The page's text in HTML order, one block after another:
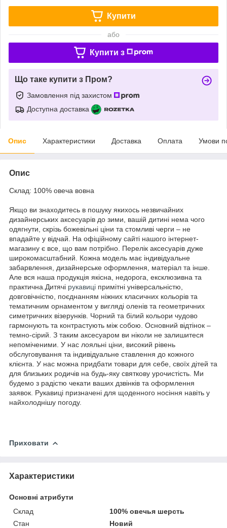
Купити
або
Купити з
Що таке купити з Пром?
Замовлення під захистом
Доступна доставка
Опис Характеристики Доставка Оплата Умови
Опис
Склад: 100% овеча вовна
Якщо ви знаходитесь в пошуку якихось незвичайних
дизайнерських аксесуарів до зими, вашій дитині нема чого
одягнути, скрізь божевільні ціни та стомливі черги – не
впадайте у відчай. На офіційному сайті нашого інтернет-
магазину є все, що вам потрібно. Перелік аксесуарів дуже
широкомасштабний. Кожна модель має індивідуальне
забарвлення, дизайнерське оформлення, матеріал та інше.
Але вся наша продукція якісна, недорога, ексклюзивна та
практична.Дитячі рукавиці примітні універсальністю,
довговічністю, поєднанням ніжних класичних кольорів та
тематичним орнаментом у вигляді оленів та геометричних
симетричних візерунків. Чорний та білий кольори чудово
гармонують та контрастують між собою. Основний відтінок –
темно-сірий. З таким аксесуаром ви ніколи не залишитеся
непоміченими. У нас лояльні ціни, високий рівень
обслуговування та індивідуальне ставлення до кожного
клієнта. У нас можна придбати товари для себе, своїх дітей та
для близьких родичів на будь-яку святкову урочистість. Ми
будемо з радістю чекати ваших дзвінків та оформлення
заявок. Рукавиці призначені для щоденного носіння навіть у
найхолоднішу погоду.
Приховати
Характеристики
Основні атрибути
Склад
100% овечья шерсть
Стан
Новий